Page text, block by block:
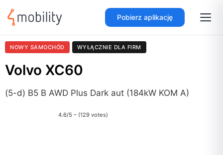
Pobierz aplikację
NOWY SAMOCHÓD WYŁĄCZNIE DLA FIRM
Volvo XC60
(5-d) B5 B AWD Plus Dark aut (184kW KOM A)
4.6/5 – (129 votes)